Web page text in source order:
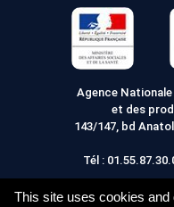
site
Web
Agence
et des
143/147, bd
Tél :
This site uses cookies